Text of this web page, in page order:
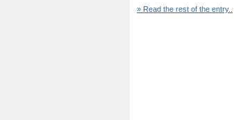
» Read the rest of the entry..